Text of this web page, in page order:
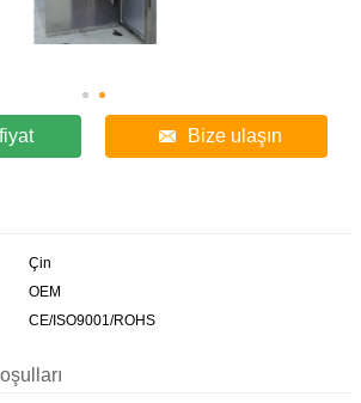
Bize ulaşın
Çin
OEM
CE/ISO9001/ROHS